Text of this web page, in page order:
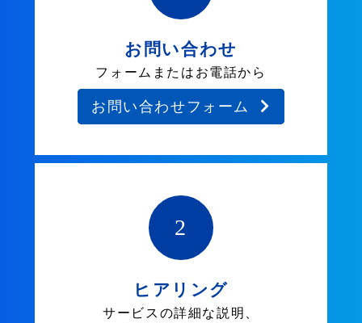
お問い合わせ
フォームまたはお電話から
お問い合わせフォーム
2
ヒアリング
サービスの詳細な説明、